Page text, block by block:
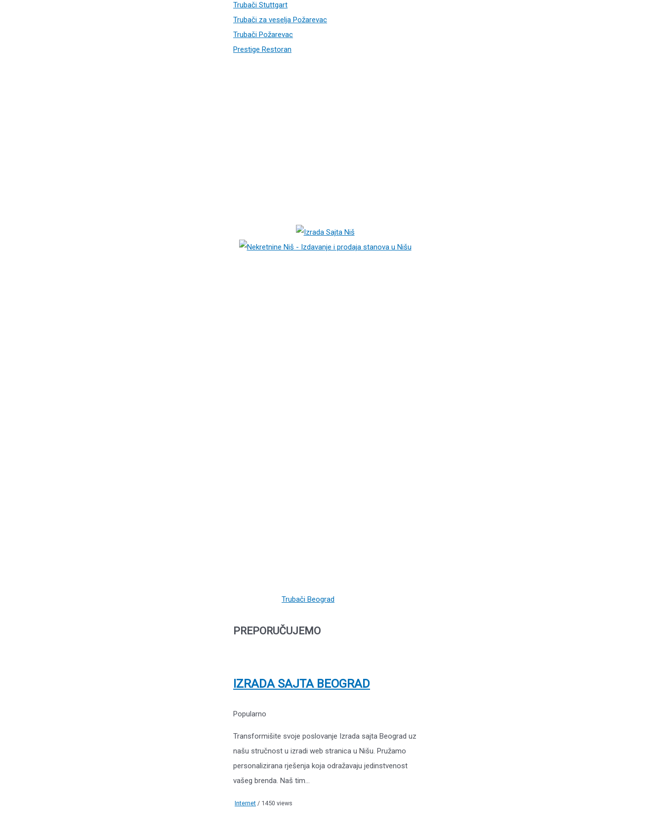
Trubači Stuttgart
Trubači za veselja Požarevac
Trubači Požarevac
Prestige Restoran
Trubači Beograd
PREPORUČUJEMO
IZRADA SAJTA BEOGRAD
Popularno
Transformišite svoje poslovanje Izrada sajta Beograd uz
našu stručnost u izradi web stranica u Nišu. Pružamo
personalizirana rješenja koja odražavaju jedinstvenost
vašeg brenda. Naš tim...
Internet / 1450 views